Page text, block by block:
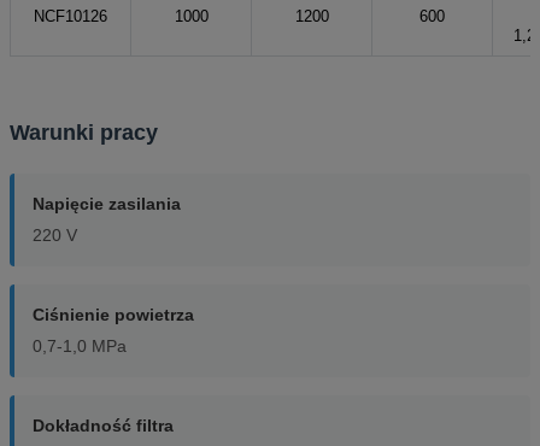
NCF10126 1000 1200
600
Warunki pracy
Napięcie zasilania
220 V
Ciśnienie powietrza
0,7-1,0 MPa
Dokładność filtra